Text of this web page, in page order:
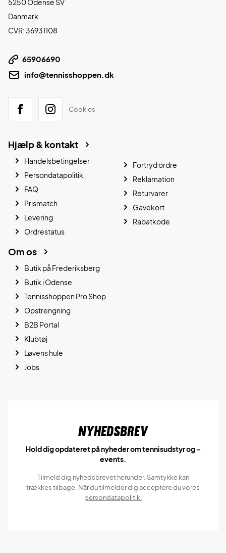
5250 Odense SV
Danmark
CVR: 36931108
65906690
info@tennisshoppen.dk
Cookies
Hjælp & kontakt
Handelsbetingelser
Persondatapolitik
FAQ
Prismatch
Levering
Ordrestatus
Fortryd ordre
Reklamation
Returvarer
Gavekort
Rabatkode
Om os
Butik på Frederiksberg
Butik i Odense
Tennisshoppen Pro Shop
Opstrengning
B2B Portal
Klubtøj
Løvens hule
Jobs
Nyhedsbrev
Hold dig opdateret på nyheder om tennisudstyr og -
events.
Tilmeld dig nyhedsbrevet herunder. Samtykke kan
trækkes tilbage. Når du tilmelder dig acceptere du vores
persondatapolitik.